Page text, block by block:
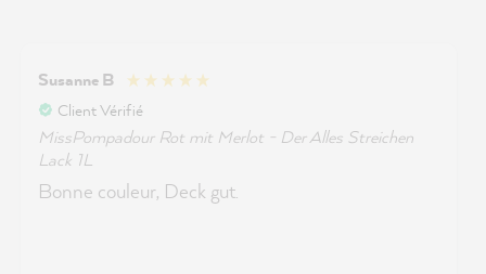
Susanne B
Client Vérifié
MissPompadour Rot mit Merlot - Der Alles Streichen
Lack 1L
Bonne couleur, Deck gut.